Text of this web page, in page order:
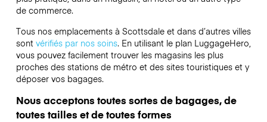
de commerce.
Tous nos emplacements à Scottsdale et dans d’autres villes
sont vérifiés par nos soins. En utilisant le plan LuggageHero,
vous pouvez facilement trouver les magasins les plus
proches des stations de métro et des sites touristiques et y
déposer vos bagages.
Nous acceptons toutes sortes de bagages, de
toutes tailles et de toutes formes